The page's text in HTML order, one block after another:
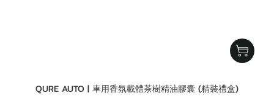
QURE AUTO | 車用香氛載體茶樹精油膠囊 (精裝禮盒)